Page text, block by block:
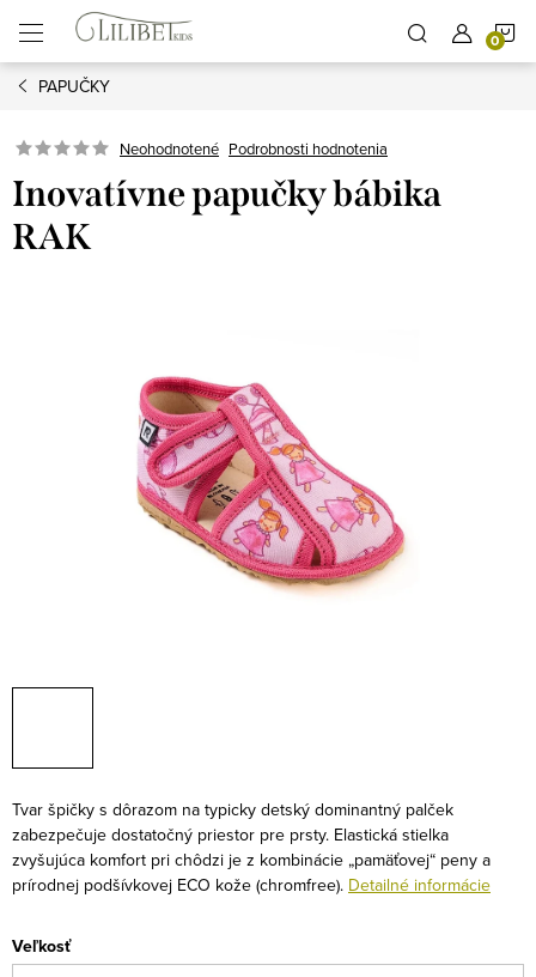
obsah
PAPUČKY
Neohodnotené Podrobnosti hodnotenia
Inovatívne papučky bábika
RAK
Tvar špičky s dôrazom na typicky detský dominantný palček
zabezpečuje dostatočný priestor pre prsty. Elastická stielka
zvyšujúca komfort pri chôdzi je z kombinácie „pamäťovej“ peny a
prírodnej podšívkovej ECO kože (chromfree). Detailné informácie
Veľkosť